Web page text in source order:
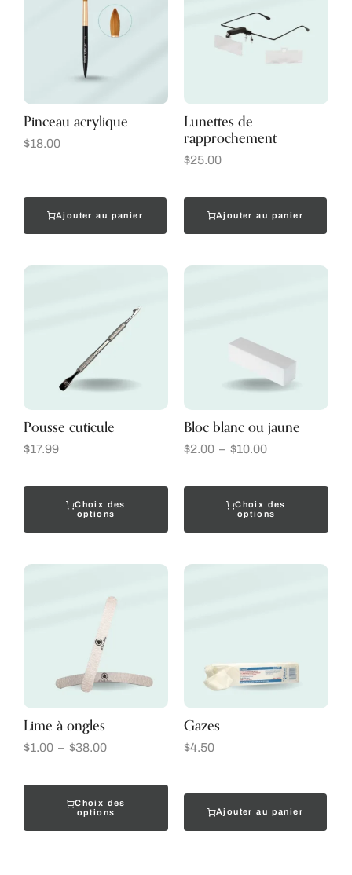
Pinceau acrylique
$18.00
Ajouter au panier
Lunettes de
rapprochement
$25.00
Ajouter au panier
Pousse cuticule
$17.99
Choix des
options
Bloc blanc ou jaune
$2.00 – $10.00
Choix des
options
Lime à ongles
$1.00 – $38.00
Choix des
options
Gazes
$4.50
Ajouter au panier